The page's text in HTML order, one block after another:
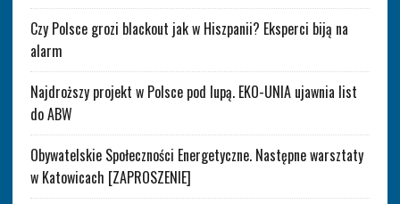
Czy Polsce grozi blackout jak w Hiszpanii? Eksperci biją na
alarm
Najdroższy projekt w Polsce pod lupą. EKO-UNIA ujawnia list
do ABW
Obywatelskie Społeczności Energetyczne. Następne warsztaty
w Katowicach [ZAPROSZENIE]